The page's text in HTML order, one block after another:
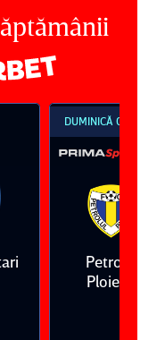
DUMINICĂ 09 AUG,
Petrolul
Ploieşti